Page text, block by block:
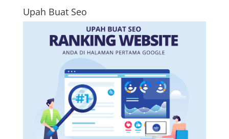
Upah Buat Seo